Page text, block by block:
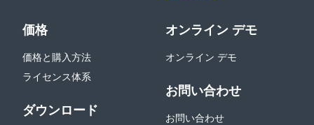
価格
価格と購入方法
ライセンス体系
ダウンロード
オンライン デモ
オンライン デモ
お問い合わせ
お問い合わせ